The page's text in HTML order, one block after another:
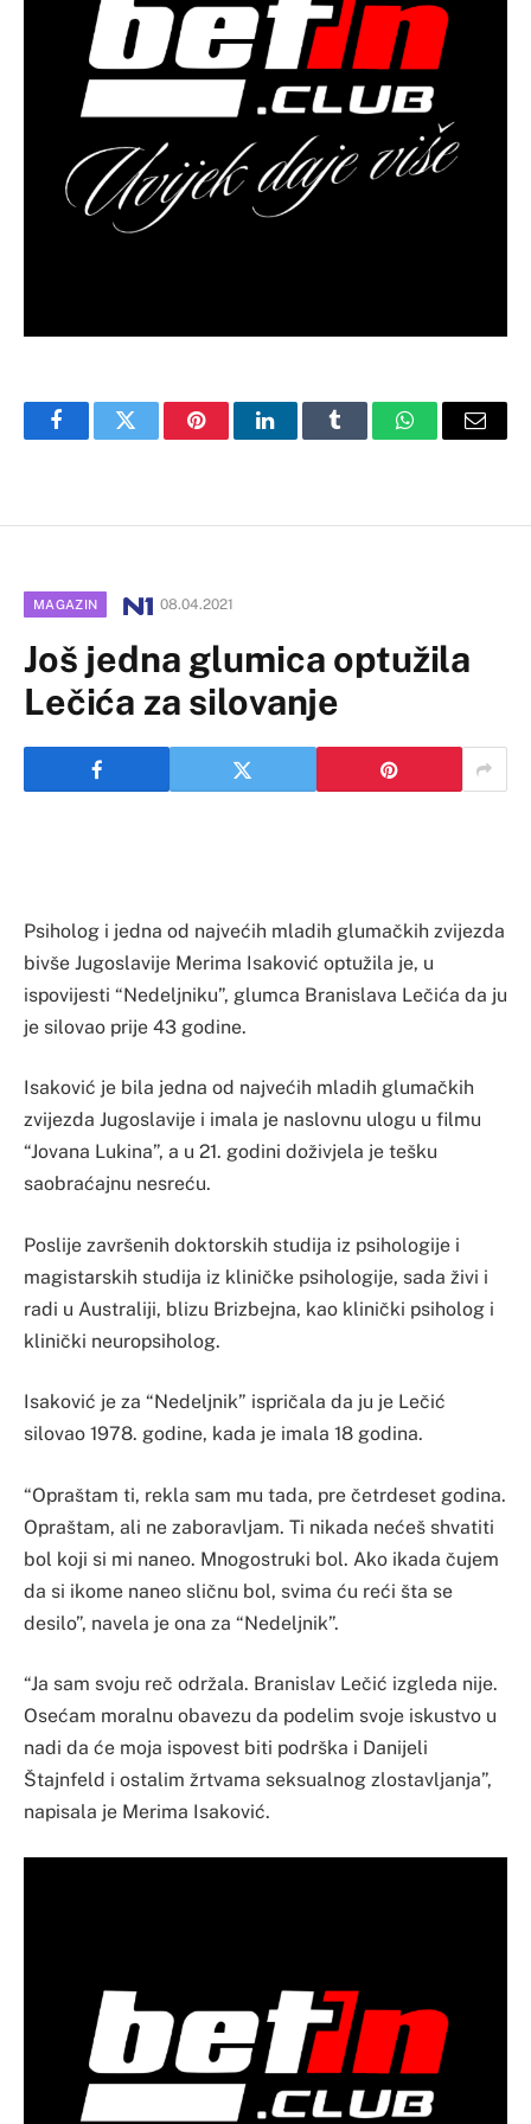
FacebookTwitter PinterestLinkedInTumblr WhatsAppEmail
MAGAZIN 08.04.2021
Još jedna glumica optužila
Lečića za silovanje
Psiholog i jedna od najvećih mladih glumačkih zvijezda
bivše Jugoslavije Merima Isaković optužila je, u
ispovijesti “Nedeljniku”, glumca Branislava Lečića da ju
je silovao prije 43 godine.
Isaković je bila jedna od najvećih mladih glumačkih
zvijezda Jugoslavije i imala je naslovnu ulogu u filmu
“Jovana Lukina”, a u 21. godini doživjela je tešku
saobraćajnu nesreću.
Poslije završenih doktorskih studija iz psihologije i
magistarskih studija iz kliničke psihologije, sada živi i
radi u Australiji, blizu Brizbejna, kao klinički psiholog i
klinički neuropsiholog.
Isaković je za “Nedeljnik” ispričala da ju je Lečić
silovao 1978. godine, kada je imala 18 godina.
“Opraštam ti, rekla sam mu tada, pre četrdeset godina.
Opraštam, ali ne zaboravljam. Ti nikada nećeš shvatiti
bol koji si mi naneo. Mnogostruki bol. Ako ikada čujem
da si ikome naneo sličnu bol, svima ću reći šta se
desilo”, navela je ona za “Nedeljnik”.
“Ja sam svoju reč održala. Branislav Lečić izgleda nije.
Osećam moralnu obavezu da podelim svoje iskustvo u
nadi da će moja ispovest biti podrška i Danijeli
Štajnfeld i ostalim žrtvama seksualnog zlostavljanja”,
napisala je Merima Isaković.